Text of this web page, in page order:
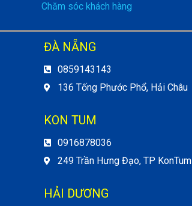
Chăm sóc khách hàng
ĐÀ NẴNG
0859143143
136 Tống Phước Phổ, Hải Châu
KON TUM
0916878036
249 Trần Hưng Đạo, TP KonTum
HẢI DƯƠNG